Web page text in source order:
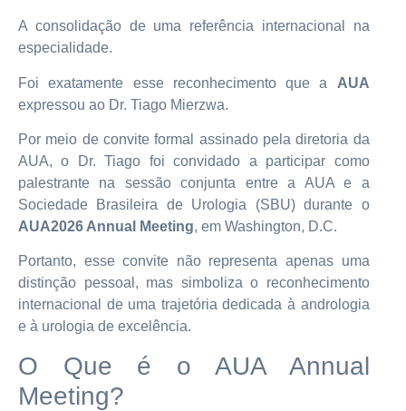
A consolidação de uma referência internacional na
especialidade.
Foi exatamente esse reconhecimento que a AUA
expressou ao Dr. Tiago Mierzwa.
Por meio de convite formal assinado pela diretoria da
AUA, o Dr. Tiago foi convidado a participar como
palestrante na sessão conjunta entre a AUA e a
Sociedade Brasileira de Urologia (SBU) durante o
AUA2026 Annual Meeting, em Washington, D.C.
Portanto, esse convite não representa apenas uma
distinção pessoal, mas simboliza o reconhecimento
internacional de uma trajetória dedicada à andrologia
e à urologia de excelência.
O Que é o AUA Annual
Meeting?